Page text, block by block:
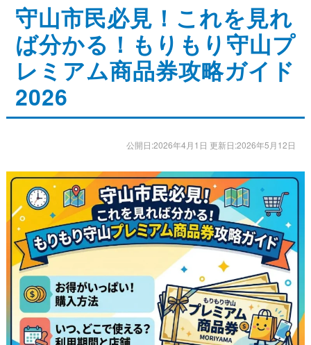
守山市民必見！これを見れ
ば分かる！もりもり守山プ
レミアム商品券攻略ガイド
2026
公開日:2026年4月1日 更新日:2026年5月12日
オンライン問診
ストレッチ整体
体幹トレーニング
骨盤矯正・姿勢矯正
アスリートスリープコーチ
こどもの整体
オンライン整体
タイ古式マッサージ
お客様の声